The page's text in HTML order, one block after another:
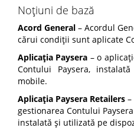
Noțiuni de bază
Acord General – Acordul
cărui condiții sunt aplicate
Aplicația Paysera – o
Contului Paysera,
mobile.
Aplicația Paysera Retailers
gestionarea Contului
instalată și utilizată pe